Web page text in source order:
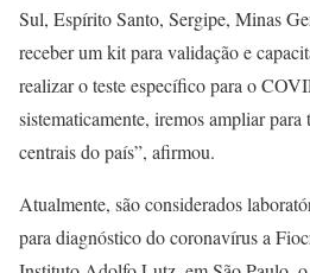
Sul, Espírito Santo, Sergipe, Minas
receber um kit para validação e
realizar o teste específico para o
sistematicamente, iremos ampliar
centrais do país”, afirmou.
Atualmente, são considerados
para diagnóstico do coronavírus a